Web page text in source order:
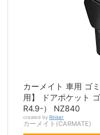
カーメイト 車用 ゴ
用】 ドアポケット
R4.9-） NZ840
created by Rinker
カーメイト(CARMATE)